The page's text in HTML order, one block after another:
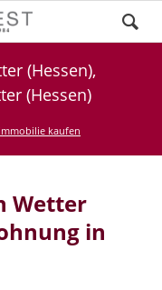
(Hessen),
(Hessen)
kaufen
Wetter
in